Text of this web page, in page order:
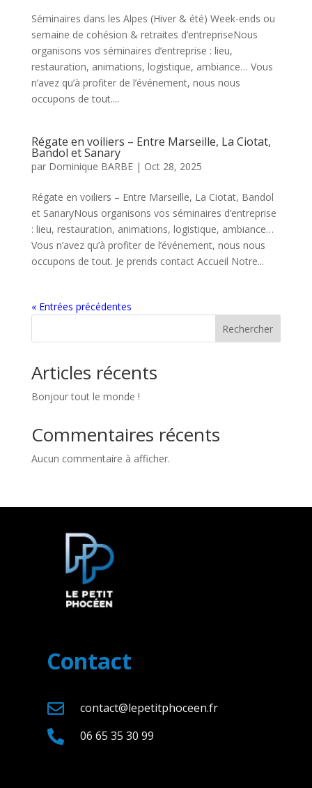
Séminaires dans les Alpes (Hiver & été) Week-ends ou
semaine de cohésion & retraites d’entrepriseNous
organisons vos séminaires d’entreprise : lieu,
restauration, animations, logistique, ambiance… Vous
n’avez qu’à profiter de l’événement, nous nous
occupons de tout....
Régate en voiliers – Entre Marseille, La Ciotat,
Bandol et Sanary
par Dominique BARBE| Oct 28, 2025
Régate en voiliers – Entre Marseille, La Ciotat, Bandol
et SanaryNous organisons vos séminaires d’entreprise
: lieu, restauration, animations, logistique, ambiance…
Vous n’avez qu’à profiter de l’événement, nous nous
occupons de tout. Je prends contact Accueil Notre...
« Entrées précédentes
Rechercher
Articles récents
Bonjour tout le monde !
Commentaires récents
Aucun commentaire à afficher.
Contact
 contact@lepetitphoceen.fr
 06 65 35 30 99